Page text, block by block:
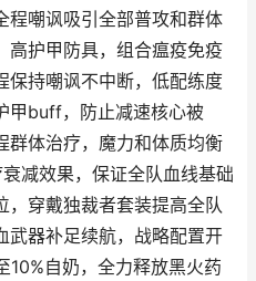
程嘲讽吸引全部普攻和群体
高护甲防具，组合瘟疫免疫
保持嘲讽不中断，低配练度
甲buff，防止减速核心被
群体治疗，魔力和体质均衡
减效果，保证全队血线基础
，穿戴独裁者套装提高全队
武器补足续航，战略配置开
10%自奶，全力释放黑火药